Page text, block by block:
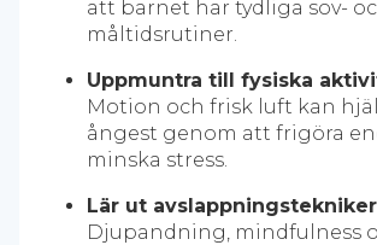
att barnet har tydliga sov-
måltidsrutiner.
Uppmuntra till fysiska
Motion och frisk luft kan
ångest genom att frigöra
minska stress.
Lär ut
Djupandning, mindfulness